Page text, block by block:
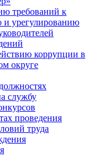
требований к
урегулированию
коррупции в
округе
службу
проведения
труда